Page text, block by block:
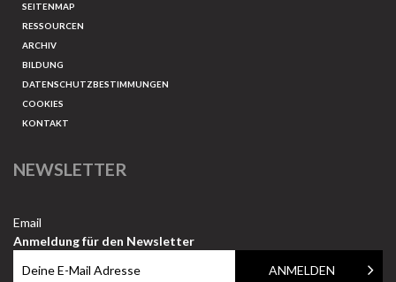
SEITENMAP
RESSOURCEN
ARCHIV
BILDUNG
DATENSCHUTZBESTIMMUNGEN
COOKIES
KONTAKT
NEWSLETTER
Email
Anmeldung für den Newsletter